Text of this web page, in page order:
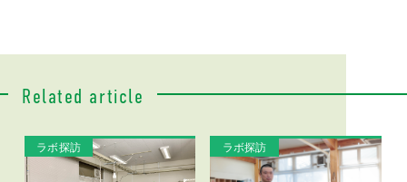
Related article
ラボ探訪 ラボ探訪